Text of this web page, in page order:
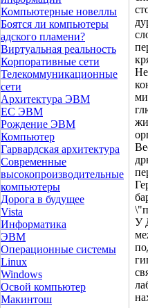
Компьютерные новеллы
Боятся ли компьютеры
адского пламени?
Виртуальная реальность
Корпоративные сети
Телекоммуникационные
сети
Архитектура ЭВМ
ЕС ЭВМ
Рождение ЭВМ
Компьютер
Гарвардская архитектура
Современные
высокопроизводительные
компьютеры
Дорога в будущее
Vista
Инфоpматика
ЭВМ
Операционные системы
Linux
Windows
Освой компьютер
Макинтош
У